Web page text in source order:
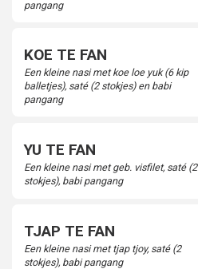
pangang
KOE TE FAN
Een kleine nasi met koe loe yuk (6 kip
balletjes), saté (2 stokjes) en babi
pangang
YU TE FAN
Een kleine nasi met geb. visfilet, saté (2
stokjes), babi pangang
TJAP TE FAN
Een kleine nasi met tjap tjoy, saté (2
stokjes), babi pangang